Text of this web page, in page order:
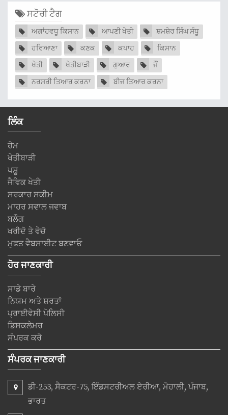
ਸਟੋਰੀ ਟੈਗ
ਅਗਾਂਹਵਧੂ ਕਿਸਾਨ ਆਪਣੀ ਖੇਤੀ
ਸ਼ਮਸ਼ੇਰ ਸਿੰਘ ਸੰਧੂ
ਹਰਿਆਣਾ
ਕਣਕ ਕਪਾਹ
ਕਿਸਾਨ
ਖੇਤੀ
ਖੇਤੀਬਾੜੀ ਗੁਆਰ
ਜੌਂ
ਨਰਸਰੀ ਤਿਆਰ ਕਰਨਾ
ਬੀਜ ਤਿਆਰ ਕਰਨਾ
ਲਿੰਕ
ਹੋਮ
ਖੇਤੀਬਾੜੀ
ਪਸ਼ੂ
ਜੈਵਿਕ ਖੇਤੀ
ਸਰਕਾਰ ਸਕੀਮ
ਮਾਹਰ ਸਵਾਲ ਜਵਾਬ
ਬਲੌਗ
ਖਰੀਦੋ ਤੇ ਵੇਚੋ
ਮੁਫਤ ਵੈਬਸਾਈਟ ਬਣਵਾਓ
ਹੋਰ ਜਾਣਕਾਰੀ
ਸਾਡੇ ਬਾਰੇ
ਨਿਯਮ ਅਤੇ ਸ਼ਰਤਾਂ
ਪ੍ਰਾਈਵੇਸੀ ਪੋਲਿਸੀ
ਡਿਸਕਲੇਮਰ
ਸੰਪਰਕ ਕਰੋ
ਸੰਪਰਕ ਜਾਣਕਾਰੀ
ਡੀ-253, ਸੈਕਟਰ-75, ਇੰਡਸਟਰੀਅਲ ਏਰੀਆ, ਮੋਹਾਲੀ, ਪੰਜਾਬ,
ਭਾਰਤ